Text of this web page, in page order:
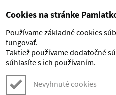
Preskočiť na hlavný obsah
Cookies na stránke
Používame základné cookies
fungovať.
Taktiež používame dodatočné
súhlasíte s ich používaním.
Nevyhnuté cookies